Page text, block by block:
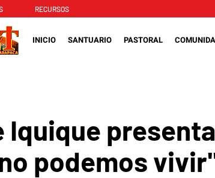
RECURSOS
INICIO SANTUARIO PASTORAL
Iquique
podemos